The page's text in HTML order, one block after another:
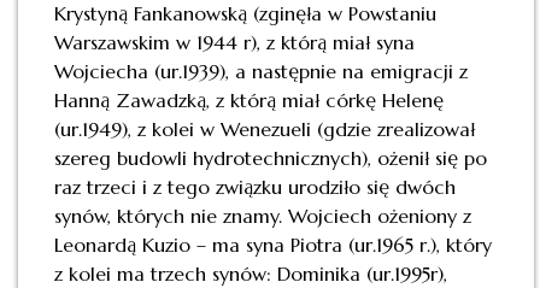
Krystyną Fankanowską (zginęła w Powstaniu
Warszawskim w 1944 r), z którą miał syna
Wojciecha (ur.1939), a następnie na emigracji z
Hanną Zawadzką, z którą miał córkę Helenę
(ur.1949), z kolei w Wenezueli (gdzie zrealizował
szereg budowli hydrotechnicznych), ożenił się po
raz trzeci i z tego związku urodziło się dwóch
synów, których nie znamy. Wojciech ożeniony z
Leonardą Kuzio – ma syna Piotra (ur.1965 r.), który
z kolei ma trzech synów: Dominika (ur.1995r),